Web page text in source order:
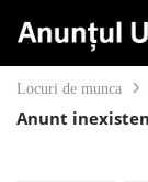
Locuri de munca
Anunt